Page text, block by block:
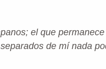
el que
de mí nada